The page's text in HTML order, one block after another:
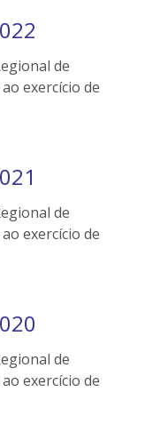
de
exercício de
de
exercício de
de
exercício de